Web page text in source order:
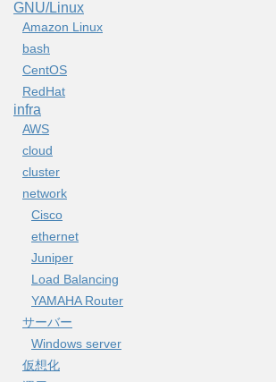
GNU/Linux
Amazon Linux
bash
CentOS
RedHat
infra
AWS
cloud
cluster
network
Cisco
ethernet
Juniper
Load Balancing
YAMAHA Router
サーバー
Windows server
仮想化